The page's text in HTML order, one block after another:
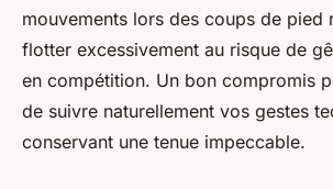
mouvements lors des coups de pied
flotter excessivement au risque de
en compétition. Un bon compromis
de suivre naturellement vos gestes
conservant une tenue impeccable.